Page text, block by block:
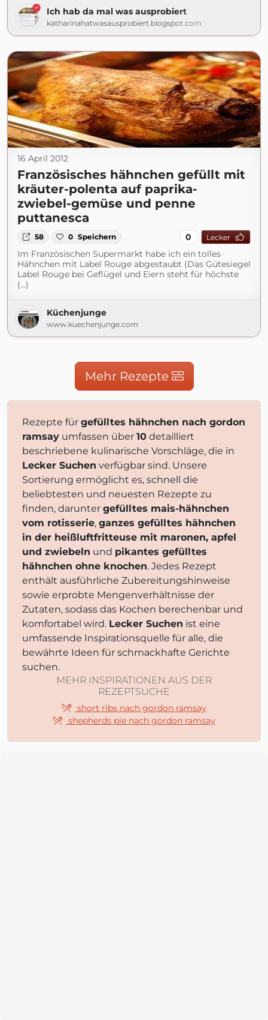
Ich hab da mal was ausprobiert
katharinahatwasausprobiert.blogspot.com
16 April 2012
Französisches hähnchen gefüllt mit
kräuter-polenta auf paprika-
zwiebel-gemüse und penne
puttanesca
58 0 Speichern 0 Lecker
Im Französischen Supermarkt habe ich ein tolles
Hähnchen mit Label Rouge abgestaubt (Das Gütesiegel
Label Rouge bei Geflügel und Eiern steht für höchste
(...)
Küchenjunge
www.kuechenjunge.com
Mehr Rezepte
Rezepte für gefülltes hähnchen nach gordon
ramsay umfassen über 10 detailliert
beschriebene kulinarische Vorschläge, die in
Lecker Suchen verfügbar sind. Unsere
Sortierung ermöglicht es, schnell die
beliebtesten und neuesten Rezepte zu
finden, darunter gefülltes mais-hähnchen
vom rotisserie, ganzes gefülltes hähnchen
in der heißluftfritteuse mit maronen, apfel
und zwiebeln und pikantes gefülltes
hähnchen ohne knochen. Jedes Rezept
enthält ausführliche Zubereitungshinweise
sowie erprobte Mengenverhältnisse der
Zutaten, sodass das Kochen berechenbar und
komfortabel wird. Lecker Suchen ist eine
umfassende Inspirationsquelle für alle, die
bewährte Ideen für schmackhafte Gerichte
suchen.
MEHR INSPIRATIONEN AUS DER
REZEPTSUCHE
short ribs nach gordon ramsay
shepherds pie nach gordon ramsay